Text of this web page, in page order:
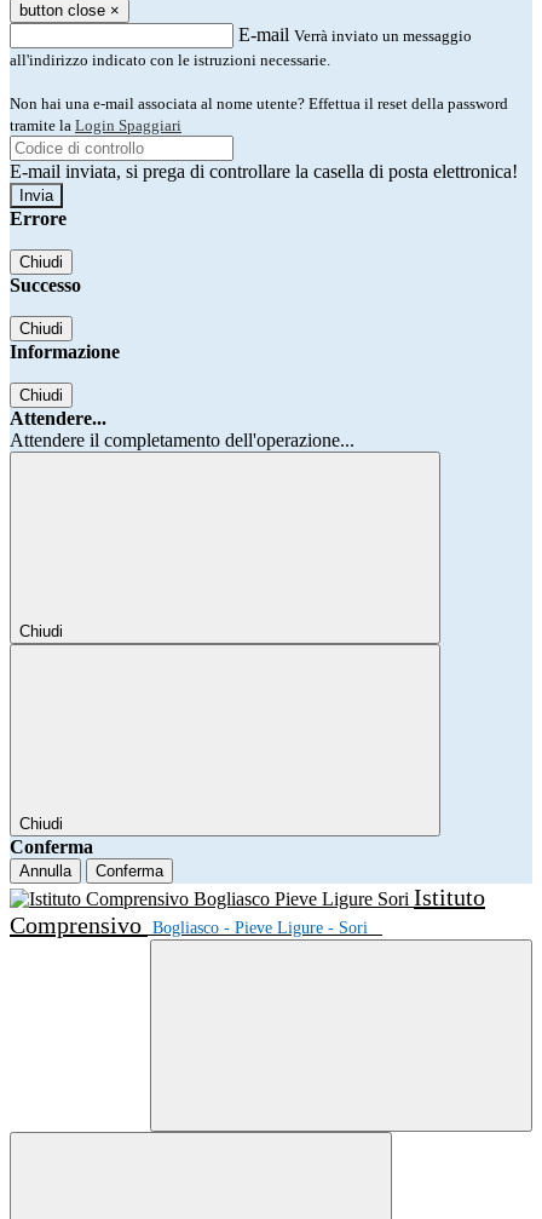
button close ×
E-mail Verrà inviato un messaggio
all'indirizzo indicato con le istruzioni necessarie.
Non hai una e-mail associata al nome utente? Effettua il reset della password
tramite la Login Spaggiari
E-mail inviata, si prega di controllare la casella di posta elettronica!
Errore
Chiudi
Successo
Chiudi
Informazione
Chiudi
Attendere...
Attendere il completamento dell'operazione...
Chiudi
Chiudi
Conferma
Annulla Conferma
Istituto
Comprensivo Bogliasco - Pieve Ligure - Sori